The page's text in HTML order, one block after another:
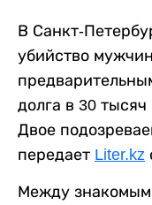
В Санкт-
убийство
долга в 30
Двое
передает Liter.kz
Между